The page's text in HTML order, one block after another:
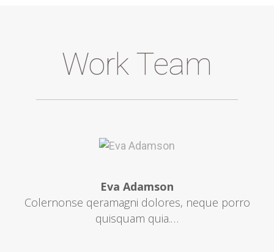
Work Team
Eva Adamson
Colernonse qeramagni dolores, neque porro
quisquam quia.…